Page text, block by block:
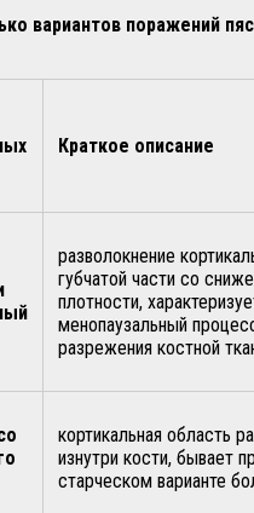
вариантов поражений
Краткое описание
разволокнение
губчатой части со
плотности,
менопаузальный
разрежения костной
кортикальная область
изнутри кости, бывает
старческом варианте